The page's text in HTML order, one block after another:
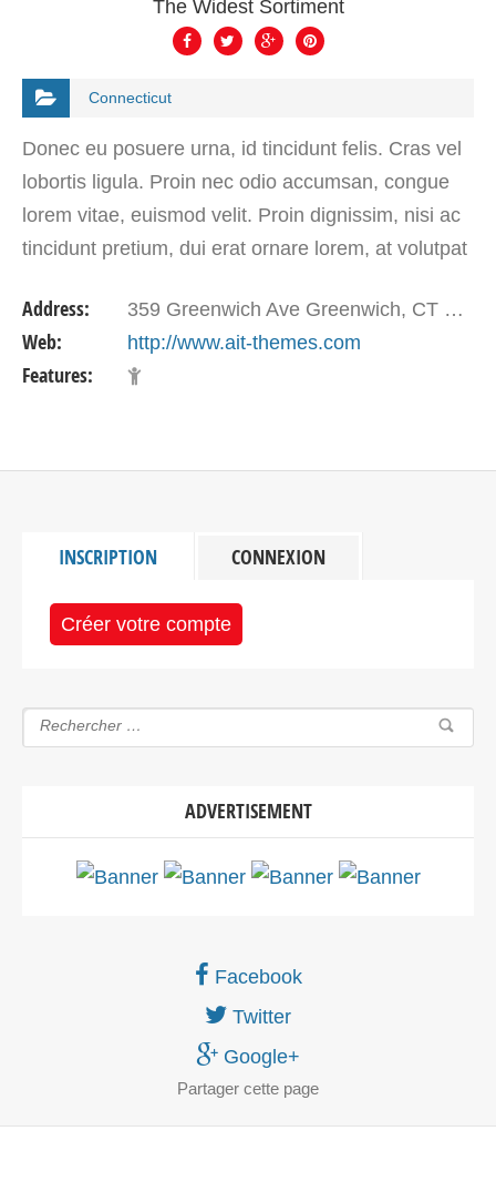
The Widest Sortiment
Connecticut
Donec eu posuere urna, id tincidunt felis. Cras vel
lobortis ligula. Proin nec odio accumsan, congue
lorem vitae, euismod velit. Proin dignissim, nisi ac
tincidunt pretium, dui erat ornare lorem, at volutpat
Address: 359 Greenwich Ave Greenwich, CT 06830
Web: http://www.ait-themes.com
Features:
INSCRIPTION CONNEXION
Créer votre compte
ADVERTISEMENT
Facebook
Twitter
Google+
Partager cette page